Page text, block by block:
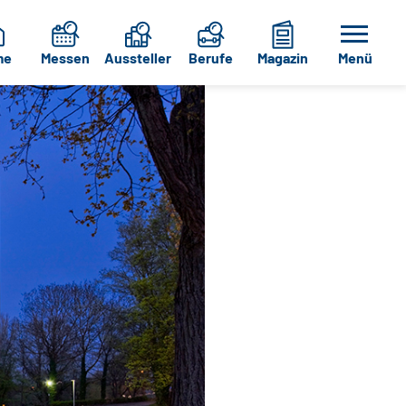
Messen Aussteller Berufe Magazin Menü